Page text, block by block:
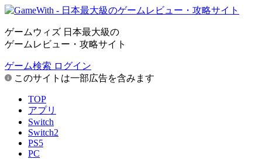
ゲームウィズ 日本最大級の
ゲームレビュー・攻略サイト
ゲーム検索 ログイン
このサイトは一部広告を含みます
TOP
アプリ
Switch
Switch2
PS5
PC